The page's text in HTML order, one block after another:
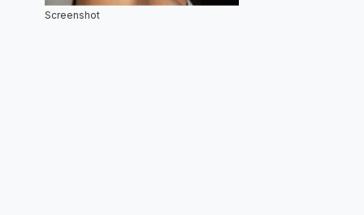
Screenshot